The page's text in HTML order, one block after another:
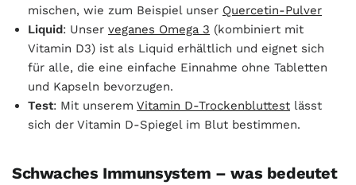
mischen, wie zum Beispiel unser Quercetin-Pulver
Liquid: Unser veganes Omega 3 (kombiniert mit
Vitamin D3) ist als Liquid erhältlich und eignet sich
für alle, die eine einfache Einnahme ohne Tabletten
und Kapseln bevorzugen.
Test: Mit unserem Vitamin D-Trockenbluttest lässt
sich der Vitamin D-Spiegel im Blut bestimmen.
Schwaches Immunsystem – was bedeutet